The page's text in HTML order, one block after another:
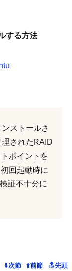
する方法
ンストールさ
理されたRAID
ポイントを
回起動時に
証不十分に